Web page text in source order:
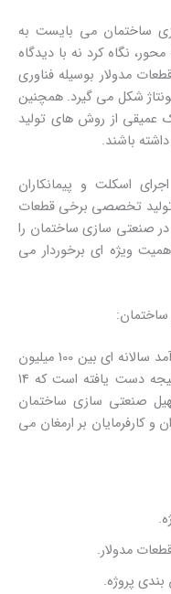
ساختمان می بایست به
نگاه کرد نه با دیدگاه
مدولار بوسیله فناوری
شکل می گیرد. همچنین
عمیقی از روش های تولید
باشند.
اسکلت و پیمانکاران
تخصصی برخی قطعات
در صنعتی سازی ساختمان را
ویژه ای برخوردار می
ساختمان:
این مقاله با بررسی 20 شرکت که عمدتاً درآمد سالانه ای بین 100 میلیون
دلار تا 1 میلیارد دلار داشته اند، به این نتیجه دست یافته است که 14
صنعتی سازی ساختمان
و کارفرمایان بر ارمغان می
مدولار.
بندی پروژه.